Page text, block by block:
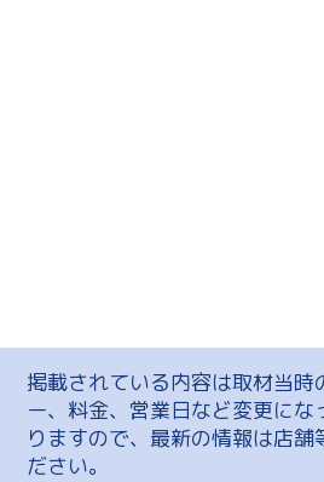
掲載されている内容は取材当時
ー、料金、営業日など変更にな
りますので、最新の情報は店舗
ださい。